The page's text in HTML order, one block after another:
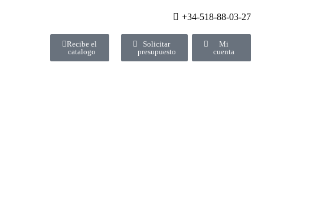
+34-518-88-03-27
Recibe el
catalogo
Solicitar
presupuesto
Mi
cuenta